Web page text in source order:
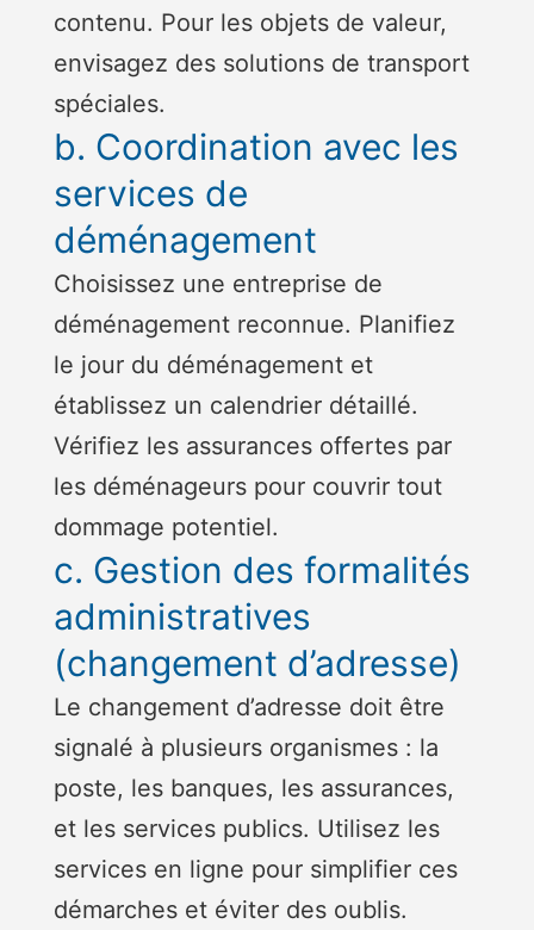
contenu. Pour les objets de valeur,
envisagez des solutions de transport
spéciales.
b. Coordination avec les
services de
déménagement
Choisissez une entreprise de
déménagement reconnue. Planifiez
le jour du déménagement et
établissez un calendrier détaillé.
Vérifiez les assurances offertes par
les déménageurs pour couvrir tout
dommage potentiel.
c. Gestion des formalités
administratives
(changement d’adresse)
Le changement d’adresse doit être
signalé à plusieurs organismes : la
poste, les banques, les assurances,
et les services publics. Utilisez les
services en ligne pour simplifier ces
démarches et éviter des oublis.